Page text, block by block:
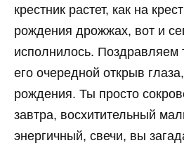
крестник растет, как на
рождения дрожжах, вот и
исполнилось. Поздравляем
его очередной открыв
рождения. Ты просто
завтра, восхитительный
энергичный, свечи, вы